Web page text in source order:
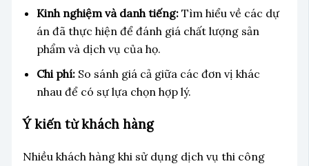
Kinh nghiệm và danh tiếng:Tìm hiểu về các dự
án đã thực hiện để đánh giá chất lượng sản
phẩm và dịch vụ của họ.
Chi phí:So sánh giá cả giữa các đơn vị khác
nhau để có sự lựa chọn hợp lý.
Ý kiến từ khách hàng
Nhiều khách hàng khi sử dụng dịch vụ thi công